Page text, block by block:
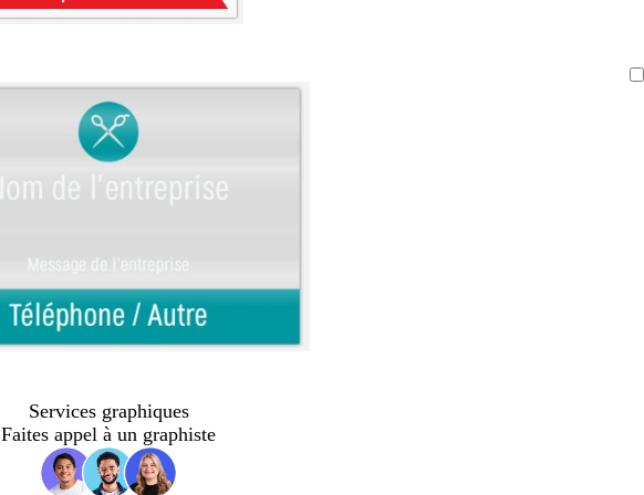
Services graphiques
Faites appel à un graphiste